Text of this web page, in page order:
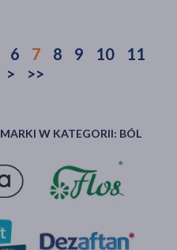
6 7 8 9 10
11
> >>
W KATEGORII: BÓL